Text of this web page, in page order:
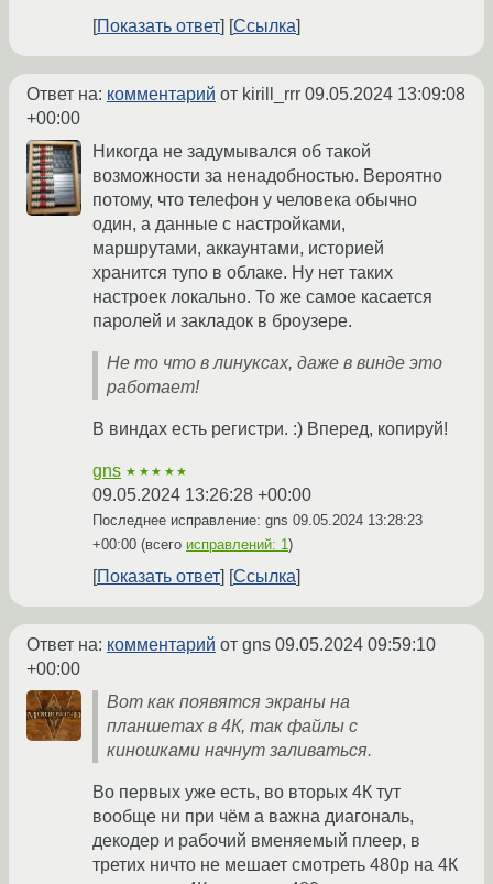
Показать ответ
Ссылка
Ответ на: комментарий от kirill_rrr 09.05.2024 13:09:08
+00:00
Никогда не задумывался об такой
возможности за ненадобностью. Вероятно
потому, что телефон у человека обычно
один, а данные с настройками,
маршрутами, аккаунтами, историей
хранится тупо в облаке. Ну нет таких
настроек локально. То же самое касается
паролей и закладок в броузере.
Не то что в линуксах, даже в винде это
работает!
В виндах есть регистри. :) Вперед, копируй!
gns ★★★★★
09.05.2024 13:26:28 +00:00
Последнее исправление: gns 09.05.2024 13:28:23
+00:00 (всего исправлений: 1)
Показать ответ Ссылка
Ответ на: комментарий от gns 09.05.2024 09:59:10
+00:00
Вот как появятся экраны на
планшетах в 4К, так файлы с
киношками начнут заливаться.
Во первых уже есть, во вторых 4К тут
вообще ни при чём а важна диагональ,
декодер и рабочий вменяемый плеер, в
третих ничто не мешает смотреть 480р на 4К